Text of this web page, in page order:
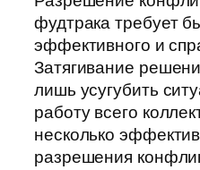
фудтрака требует
эффективного и
Затягивание
лишь усугубить
работу всего
несколько
разрешения